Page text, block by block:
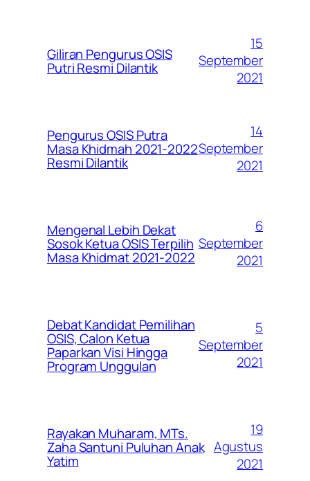
Giliran Pengurus OSIS
Putri Resmi Dilantik
15
September
2021
Pengurus OSIS Putra
Masa Khidmah 2021-2022
Resmi Dilantik
14
September
2021
Mengenal Lebih Dekat
Sosok Ketua OSIS Terpilih
Masa Khidmat 2021-2022
6
September
2021
Debat Kandidat Pemilihan
OSIS, Calon Ketua
Paparkan Visi Hingga
Program Unggulan
5
September
2021
Rayakan Muharam, MTs.
Zaha Santuni Puluhan Anak
Yatim
19
Agustus
2021